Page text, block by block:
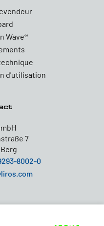
Wave®
d'utilisation
7
8002-0